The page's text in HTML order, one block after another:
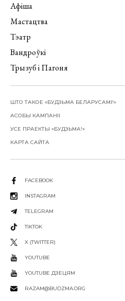
Афіша
Мастацтва
Тэатр
Вандроўкі
Трызуб і Пагоня
ШТО ТАКОЕ «БУДЗЬМА БЕЛАРУСАМІ!»
АСОБЫ КАМПАНІІ
УСЕ ПРАЕКТЫ «БУДЗЬМА!»
КАРТА САЙТА
FACEBOOK
INSTAGRAM
TELEGRAM
TIKTOK
X (TWITTER)
YOUTUBE
YOUTUBE ДЗЕЦЯМ
RAZAM@BUDZMA.ORG